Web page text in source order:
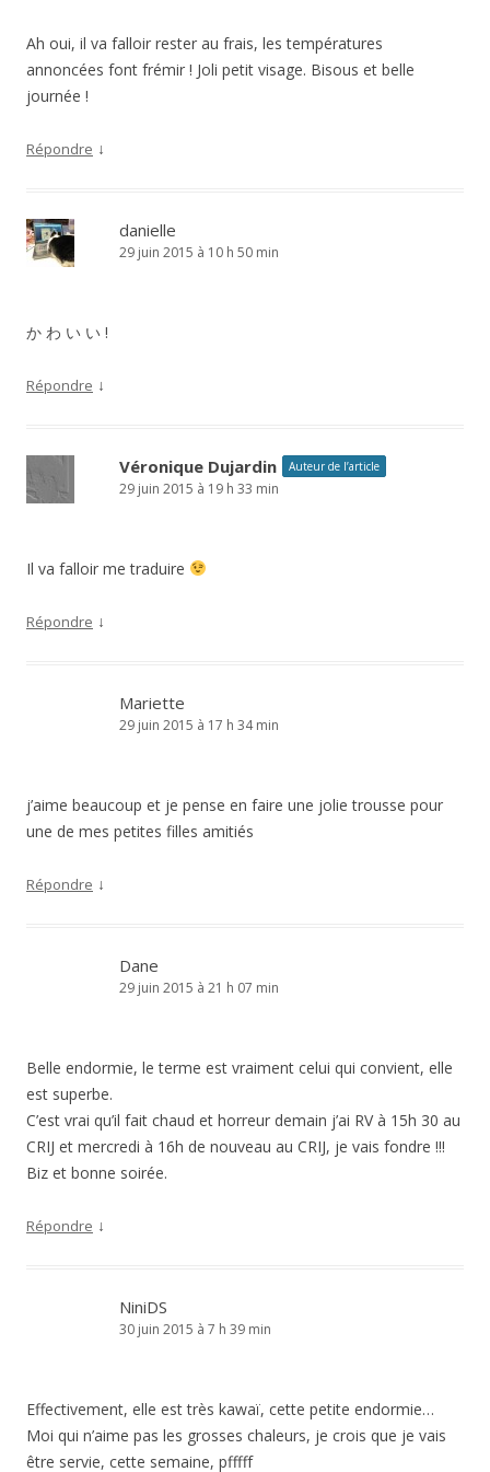
Ah oui, il va falloir rester au frais, les températures
annoncées font frémir ! Joli petit visage. Bisous et belle
journée !
Répondre ↓
danielle
29 juin 2015 à 10 h 50 min
か わ い い !
Répondre ↓
Véronique Dujardin Auteur de l’article
29 juin 2015 à 19 h 33 min
Il va falloir me traduire
Répondre ↓
Mariette
29 juin 2015 à 17 h 34 min
j’aime beaucoup et je pense en faire une jolie trousse pour
une de mes petites filles amitiés
Répondre ↓
Dane
29 juin 2015 à 21 h 07 min
Belle endormie, le terme est vraiment celui qui convient, elle
est superbe.
C’est vrai qu’il fait chaud et horreur demain j’ai RV à 15h 30 au
CRIJ et mercredi à 16h de nouveau au CRIJ, je vais fondre !!!
Biz et bonne soirée.
Répondre ↓
NiniDS
30 juin 2015 à 7 h 39 min
Effectivement, elle est très kawaï, cette petite endormie…
Moi qui n’aime pas les grosses chaleurs, je crois que je vais
être servie, cette semaine, pfffff